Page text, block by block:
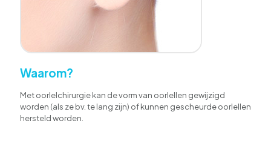
Waarom?
Met oorlelchirurgie kan de vorm van oorlellen gewijzigd
worden (als ze bv. te lang zijn) of kunnen gescheurde oorlellen
hersteld worden.